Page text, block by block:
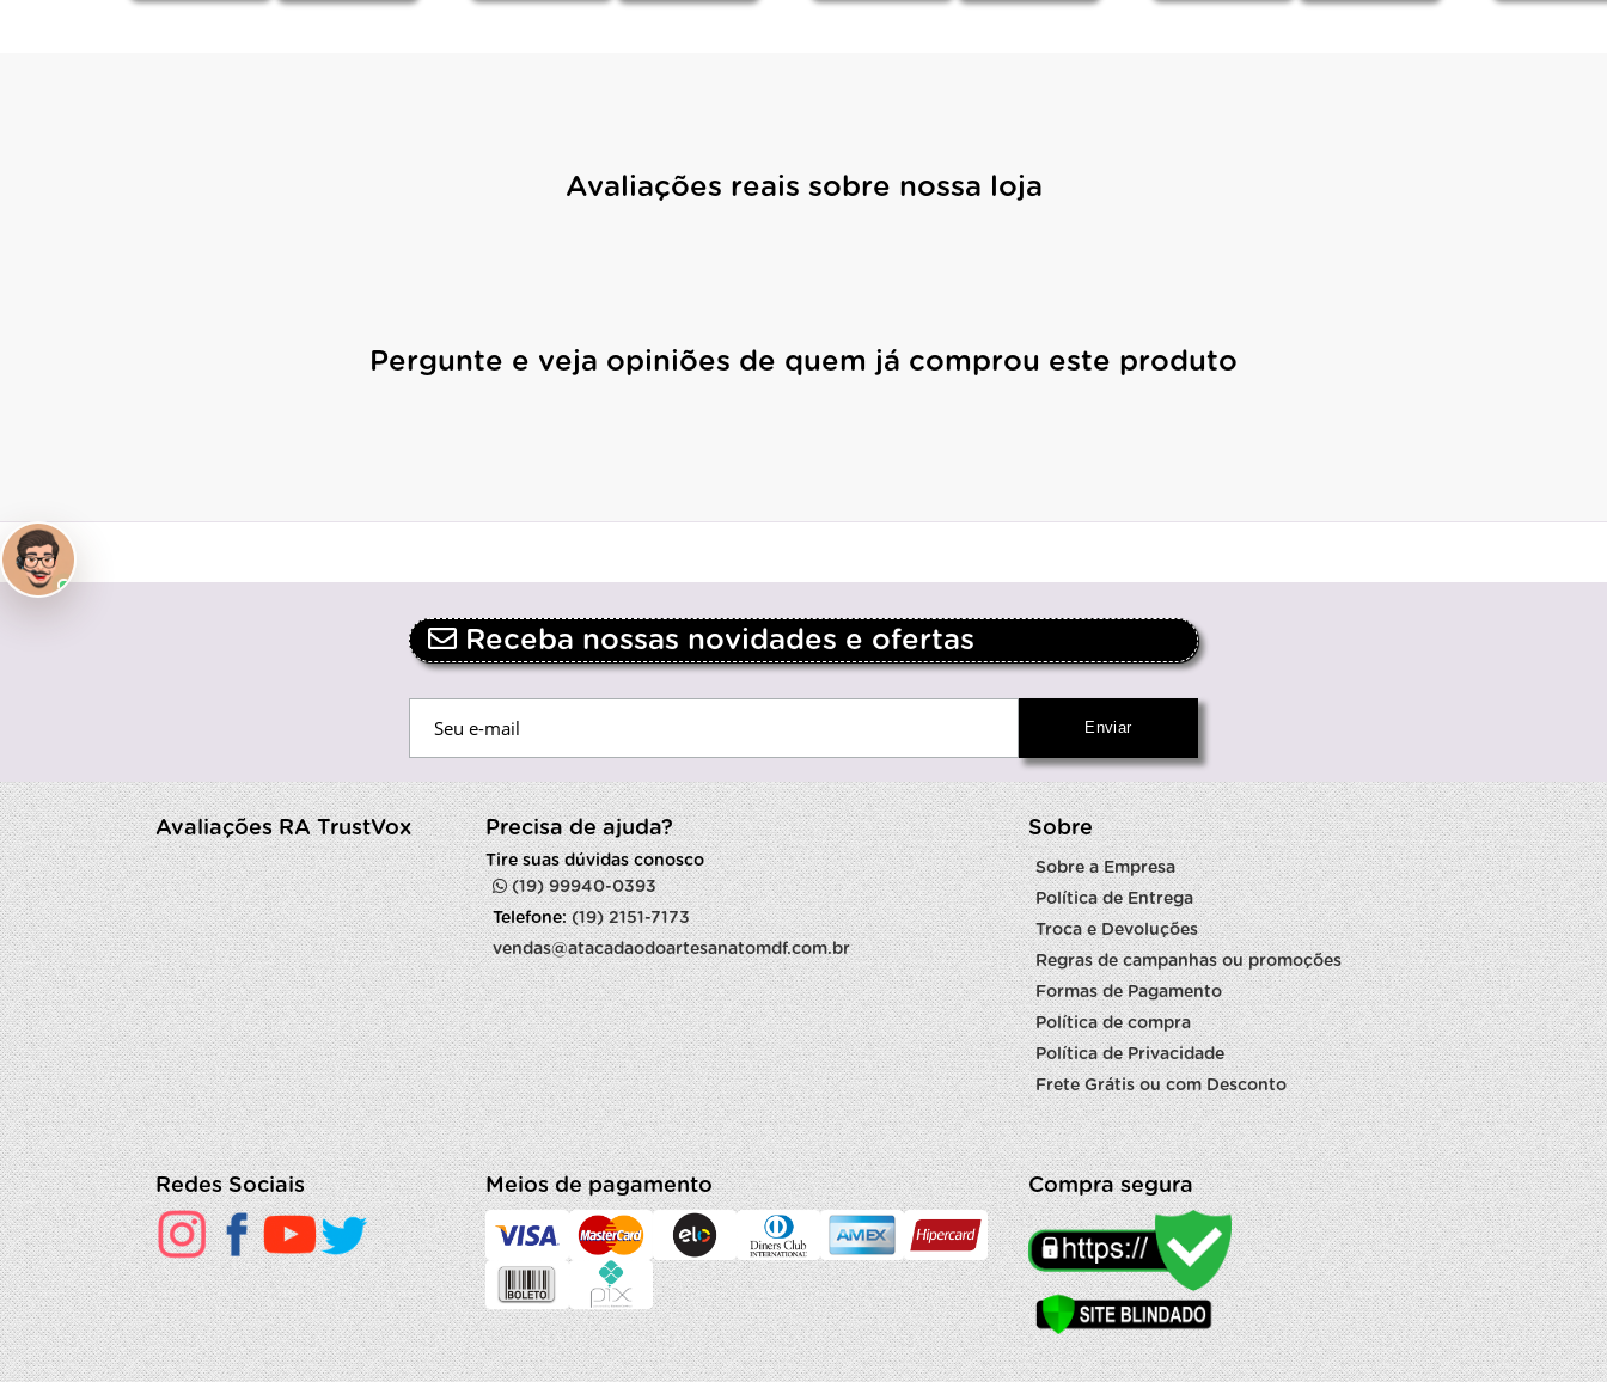
Avaliações reais sobre nossa loja
Pergunte e veja opiniões de quem já comprou este produto
Receba nossas novidades e ofertas
Avaliações RA TrustVox Precisa de ajuda?
Tire suas dúvidas conosco
(19) 99940-0393
Telefone:(19) 2151-7173
vendas@atacadaodoartesanatomdf.com.br
Sobre
Sobre a Empresa
Política de Entrega
Troca e Devoluções
Regras de campanhas ou promoções
Formas de Pagamento
Política de compra
Política de Privacidade
Frete Grátis ou com Desconto
Redes Sociais Meios de pagamento Compra segura